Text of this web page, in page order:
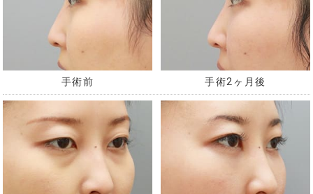
手術前 手術2ヶ月後